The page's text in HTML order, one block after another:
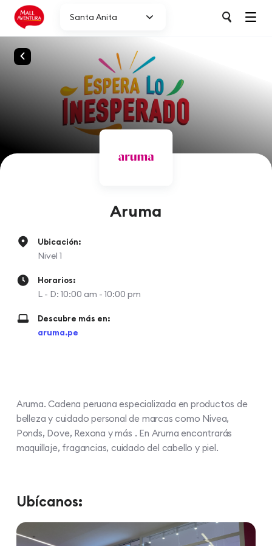
Santa Anita
Aruma
Ubicación:
Nivel 1
Horarios:
L - D: 10:00 am - 10:00 pm
Descubre más en:
aruma.pe
Aruma. Cadena peruana especializada en productos de
belleza y cuidado personal de marcas como Nivea,
Ponds, Dove, Rexona y más . En Aruma encontrarás
maquillaje, fragancias, cuidado del cabello y piel.
Ubícanos: